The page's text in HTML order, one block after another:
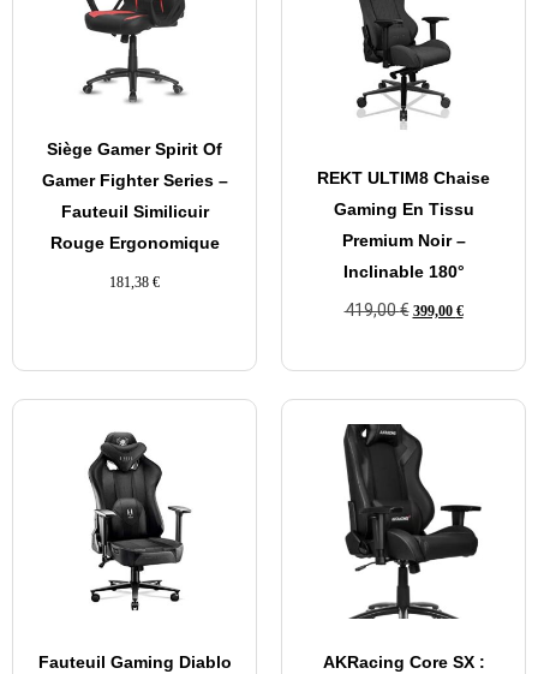
Siège Gamer Spirit Of
Gamer Fighter Series –
Fauteuil Similicuir
Rouge Ergonomique
181,38 €
REKT ULTIM8 Chaise
Gaming En Tissu
Premium Noir –
Inclinable 180°
419,00€ 399,00 €
Fauteuil Gaming Diablo
AKRacing Core SX :